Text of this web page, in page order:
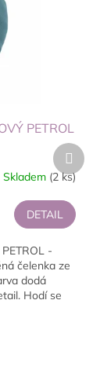
PETROL
Skladem (2 ks)
DETAIL
-
čelenka ze
dodá
Hodí se
Další